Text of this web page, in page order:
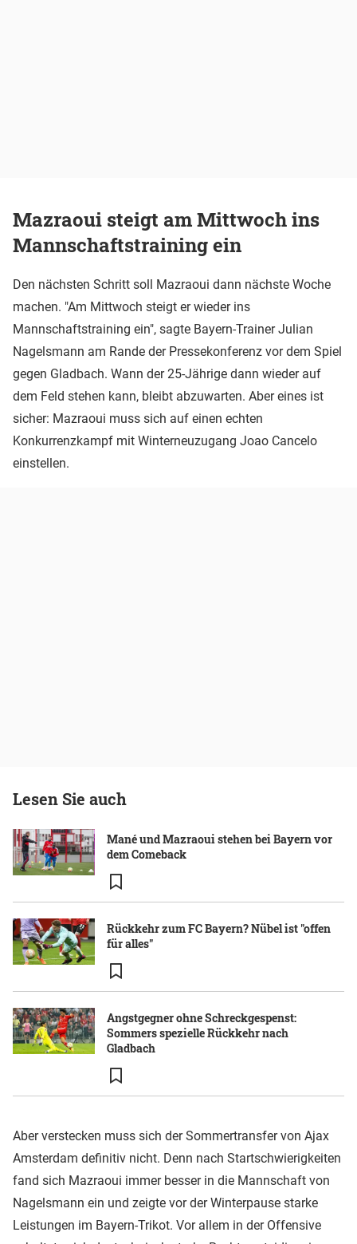
Mazraoui steigt am Mittwoch ins
Mannschaftstraining ein
Den nächsten Schritt soll Mazraoui dann nächste Woche
machen. "Am Mittwoch steigt er wieder ins
Mannschaftstraining ein", sagte Bayern-Trainer Julian
Nagelsmann am Rande der Pressekonferenz vor dem Spiel
gegen Gladbach. Wann der 25-Jährige dann wieder auf
dem Feld stehen kann, bleibt abzuwarten. Aber eines ist
sicher: Mazraoui muss sich auf einen echten
Konkurrenzkampf mit Winterneuzugang Joao Cancelo
einstellen.
Lesen Sie auch
Mané und Mazraoui stehen bei Bayern vor
dem Comeback
Rückkehr zum FC Bayern? Nübel ist "offen
für alles"
Angstgegner ohne Schreckgespenst:
Sommers spezielle Rückkehr nach
Gladbach
Aber verstecken muss sich der Sommertransfer von Ajax
Amsterdam definitiv nicht. Denn nach Startschwierigkeiten
fand sich Mazraoui immer besser in die Mannschaft von
Nagelsmann ein und zeigte vor der Winterpause starke
Leistungen im Bayern-Trikot. Vor allem in der Offensive